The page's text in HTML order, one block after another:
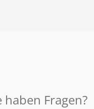
haben Fragen?